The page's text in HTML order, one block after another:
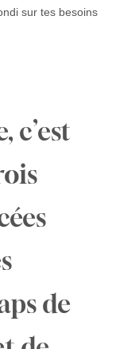
sur tes besoins
c’est
de